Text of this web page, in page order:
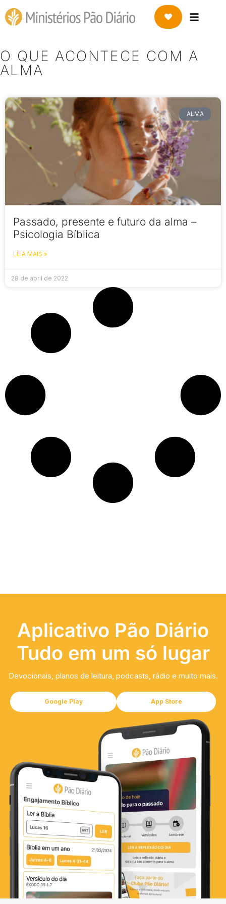
O QUE ACONTECE COM A
ALMA
ALMA
Passado, presente e futuro da alma –
Psicologia Bíblica
LEIA MAIS »
28 de abril de 2022
Aplicativo Pão Diário
Tudo em um só lugar
Devocionais, planos de leitura, podcasts, rádio e muito mais.
Google Play App Store